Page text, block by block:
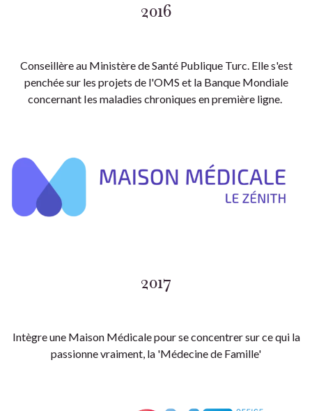
2016
Conseillère au Ministère de Santé Publique Turc. Elle s'est
penchée sur les projets de l'OMS et la Banque Mondiale
concernant Ies maladies chroniques en première ligne.
2017
Intègre une Maison Médicale pour se concentrer sur ce qui la
passionne vraiment, la 'Médecine de Famille'